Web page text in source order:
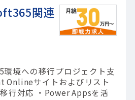
関連
境への移行プロジェクト支
Onlineサイトおよびリスト
行対応 ・Power Appsを活